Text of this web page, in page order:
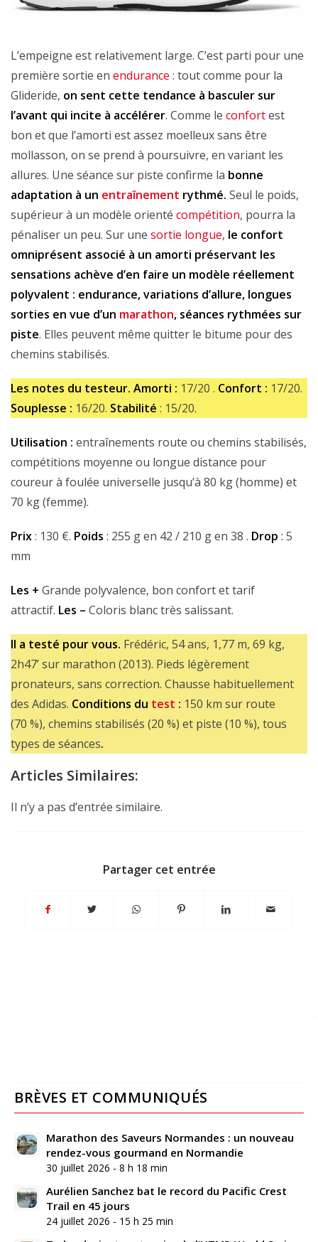
L’empeigne est relativement large. C’est parti pour une
première sortie en endurance : tout comme pour la
Glideride, on sent cette tendance à basculer sur
l’avant qui incite à accélérer. Comme le confortest
bon et que l’amorti est assez moelleux sans être
mollasson, on se prend à poursuivre, en variant les
allures. Une séance sur piste confirme la bonne
adaptation à un entraînement rythmé. Seul le poids,
supérieur à un modèle orienté compétition, pourra la
pénaliser un peu. Sur une sortie longue, le confort
omniprésent associé à un amorti préservant les
sensations achève d’en faire un modèle réellement
polyvalent : endurance, variations d’allure, longues
sorties en vue d’un marathon, séances rythmées sur
piste. Elles peuvent même quitter le bitume pour des
chemins stabilisés.
Les notes du testeur. Amorti : 17/20 . Confort : 17/20.
Souplesse : 16/20. Stabilité : 15/20.
Utilisation : entraînements route ou chemins stabilisés,
compétitions moyenne ou longue distance pour
coureur à foulée universelle jusqu’à 80 kg (homme) et
70 kg (femme).
Prix: 130 €. Poids : 255 g en 42 / 210 g en 38 . Drop : 5
mm
Les + Grande polyvalence, bon confort et tarif
attractif. Les – Coloris blanc très salissant.
Il a testé pour vous. Frédéric, 54 ans, 1,77 m, 69 kg,
2h47’ sur marathon (2013). Pieds légèrement
pronateurs, sans correction. Chausse habituellement
des Adidas. Conditions du test : 150 km sur route
(70 %), chemins stabilisés (20 %) et piste (10 %), tous
types de séances.
Articles Similaires:
Il n’y a pas d’entrée similaire.
Partager cet entrée
BRÈVES ET COMMUNIQUÉS
Marathon des Saveurs Normandes : un nouveau
rendez-vous gourmand en Normandie
30 juillet 2026 - 8 h 18 min
Aurélien Sanchez bat le record du Pacific Crest
Trail en 45 jours
24 juillet 2026 - 15 h 25 min